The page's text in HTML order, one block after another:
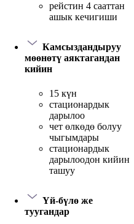
рейстин 4 сааттан
ашык кечигиши
Камсыздандыруу
мөөнөтү аяктагандан
кийин
15 күн
стационардык
дарылоо
чет өлкөдө болуу
чыгымдары
стационардык
дарылоодон кийин
ташуу
Үй-бүлө же
туугандар